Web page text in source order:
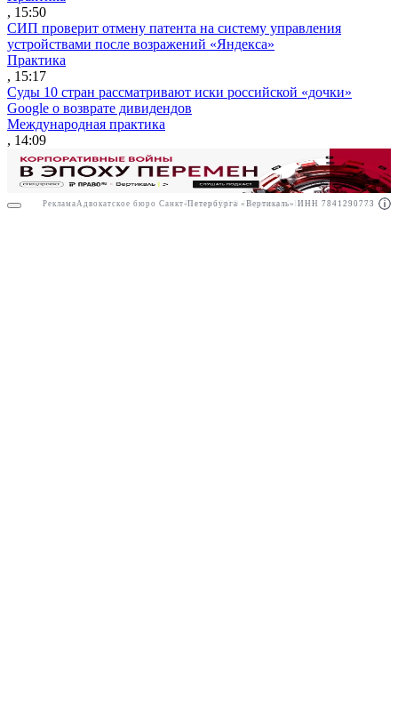
РекламаООО "Право.ру" ИНН: 7704835288
, 15:50
СИП проверит отмену патента на систему управления
устройствами после возражений «Яндекса»
Практика
, 15:17
Суды 10 стран рассматривают иски российской «дочки»
Google о возврате дивидендов
Международная практика
, 14:09
Реклама Адвокатское бюро Санкт-Петербурга «Вертикаль» ИНН 7841290773